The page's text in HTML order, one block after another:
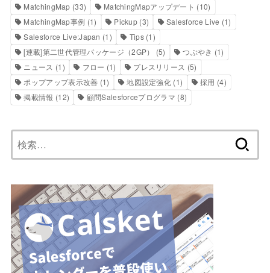
MatchingMap (33) MatchingMapアップデート (10)
MatchingMap事例 (1) Pickup (3) Salesforce Live (1)
Salesforce Live:Japan (1) Tips(1)
[連載]第二世代管理パッケージ（2GP）
(5) つぶやき (1)
ニュース (1) フロー (1) プレスリリース (5)
ポップアップ表示改善 (1) 地図設定強化 (1) 採用 (4)
掲載情報 (12) 顧問Salesforceプログラマ (8)
索: